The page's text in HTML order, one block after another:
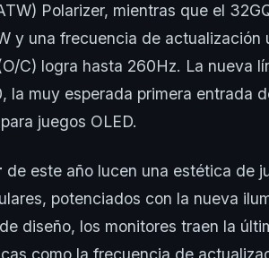
Polarizer, mientras que el
y una frecuencia de
C) logra hasta 260Hz. La nueva
la muy esperada primera entrada
juegos OLED.
de este año lucen una estética de
potenciados con la nueva
diseño, los monitores traen la
como la frecuencia de